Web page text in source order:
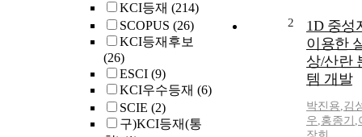
KCI등재 (214)
SCOPUS (26)
KCI등재후보
(26)
ESCI (9)
KCI우수등재 (6)
SCIE (2)
구)KCI등재(통
2
1D 중성
이용한
상/산란
템 개발
박진용,김
우,홍종기 ,